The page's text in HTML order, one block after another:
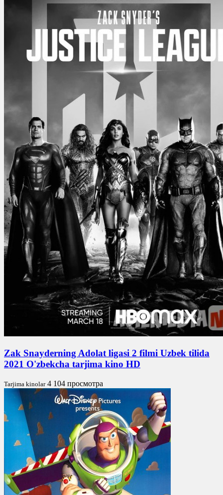
Zak Snayderning Adolat ligasi 2 filmi Uzbek tilida
2021 O'zbekcha tarjima kino HD
Tarjima kinolar 4 104 просмотра